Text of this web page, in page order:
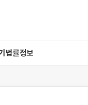
법률정보